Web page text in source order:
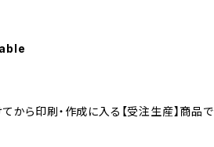
から印刷・作成に入る【受注生産】商品で